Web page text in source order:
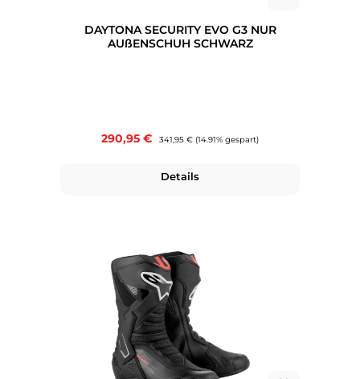
DAYTONA SECURITY EVO G3 NUR
AUßENSCHUH SCHWARZ
Verkaufspreis:
290,95 € Regulärer Preis:
341,95 € (14.91% gespart)
Details